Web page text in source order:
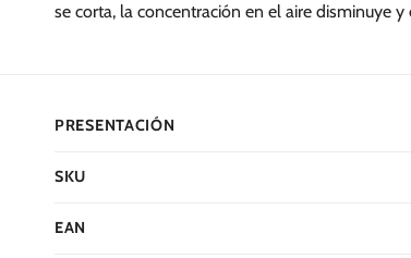
se corta, la concentración en el aire disminuye
PRESENTACIÓN
SKU
EAN